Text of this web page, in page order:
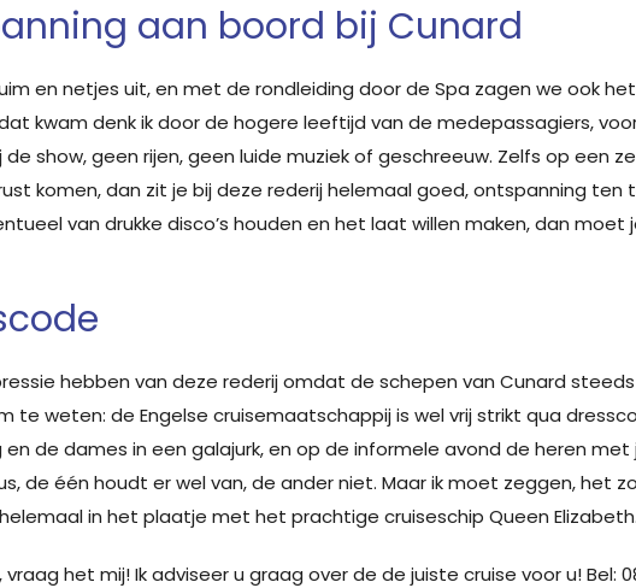
aan boord bij Cunard
en netjes uit, en met de rondleiding door de Spa zagen we ook
kwam denk ik door de hogere leeftijd van de medepassagiers,
show, geen rijen, geen luide muziek of geschreeuw. Zelfs op een
komen, dan zit je bij deze rederij helemaal goed, ontspanning
van drukke disco’s houden en het laat willen maken, dan moet
hebben van deze rederij omdat de schepen van Cunard
te weten: de Engelse cruisemaatschappij is wel vrij strikt qua
de dames in een galajurk, en op de informele avond de heren
de één houdt er wel van, de ander niet. Maar ik moet zeggen, het
in het plaatje met het prachtige cruiseschip Queen Elizabeth.
het mij! Ik adviseer u graag over de de juiste cruise voor u! Bel: